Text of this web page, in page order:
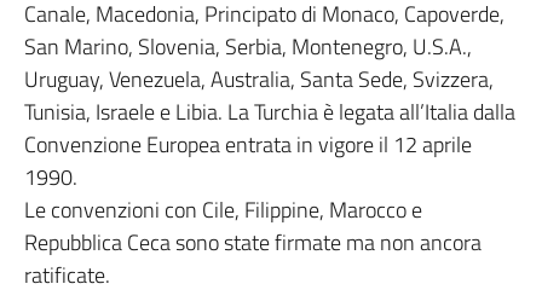
Canale, Macedonia, Principato di Monaco, Capoverde,
San Marino, Slovenia, Serbia, Montenegro, U.S.A.,
Uruguay, Venezuela, Australia, Santa Sede, Svizzera,
Tunisia, Israele e Libia. La Turchia è legata all’Italia dalla
Convenzione Europea entrata in vigore il 12 aprile
1990.
Le convenzioni con Cile, Filippine, Marocco e
Repubblica Ceca sono state firmate ma non ancora
ratificate.